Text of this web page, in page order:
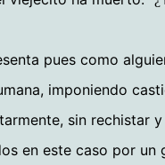
pues como
imponiendo
sin rechistar
en este caso por un